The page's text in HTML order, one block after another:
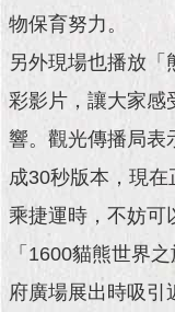
動
主
題
館
與
民
動
活
動
物保育努力。
另外現場也播放「
彩影片，讓大家感
響。觀光傳播局表
成30秒版本，現
乘捷運時，不妨可
「1600貓熊世界
府廣場展出時吸引